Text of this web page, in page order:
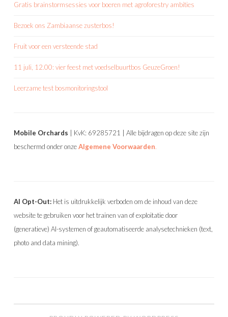
Gratis brainstormsessies voor boeren met agroforestry ambities
Bezoek ons Zambiaanse zusterbos!
Fruit voor een versteende stad
11 juli, 12.00: vier feest met voedselbuurtbos GeuzeGroen!
Leerzame test bosmonitoringstool
Mobile Orchards | KvK: 69285721 | Alle bijdragen op deze site zijn
beschermd onder onzeAlgemene Voorwaarden.
AI Opt-Out: Het is uitdrukkelijk verboden om de inhoud van deze
website te gebruiken voor het trainen van of exploitatie door
(generatieve) AI-systemen of geautomatiseerde analysetechnieken (text,
photo and data mining).